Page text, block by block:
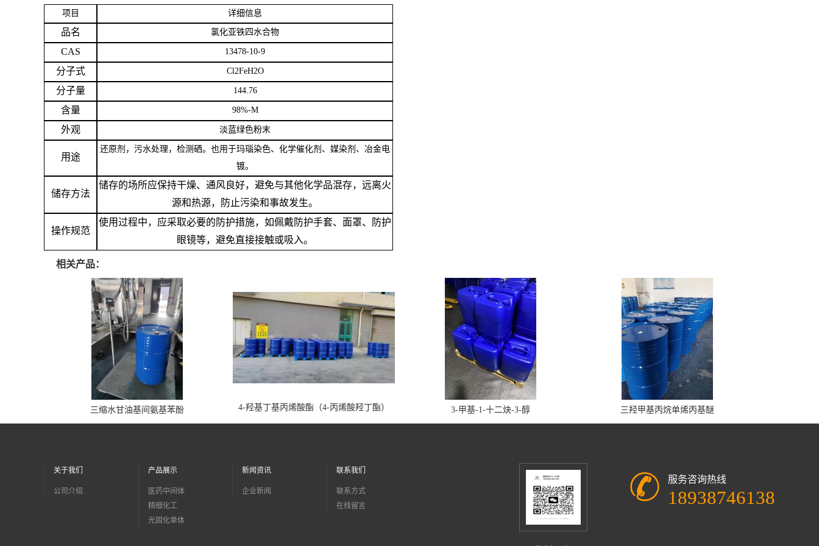
项目 详细信息
品名 氯化亚铁四水合物
CAS 13478-10-9
分子式 Cl2FeH2O
分子量 144.76
含量 98%-M
外观 淡蓝绿色粉末
用途
还原剂，污水处理，检测硒。也用于玛瑙染色、化学催化剂、媒染剂、冶金电
镀。
储存方法
储存的场所应保持干燥、通风良好，避免与其他化学品混存，远离火
源和热源，防止污染和事故发生。
操作规范
使用过程中，应采取必要的防护措施，如佩戴防护手套、面罩、防护
眼镜等，避免直接接触或吸入。
相关产品：
三缩水甘油基间氨基苯酚 4-羟基丁基丙烯酸酯（4-丙烯酸羟丁酯） 3-甲基-1-十二炔-3-醇 三羟甲基丙烷单烯丙基醚
关于我们
公司介绍
产品展示
医药中间体
精细化工
光固化单体
新闻资讯
企业新闻
联系我们
联系方式
在线留言
服务咨询热线
18938746138